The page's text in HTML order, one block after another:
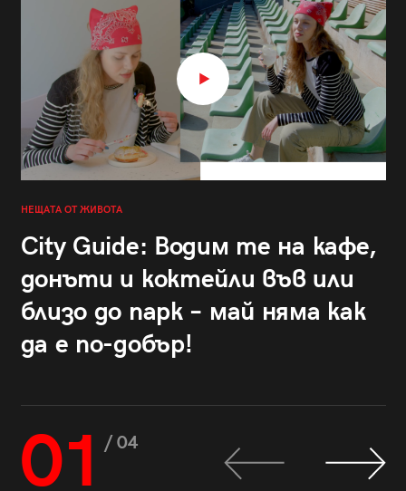
НЕЩАТА ОТ ЖИВОТА
City Guide: Водим те на кафе,
донъти и коктейли във или
близо до парк – май няма как
да е по-добър!
01 / 04